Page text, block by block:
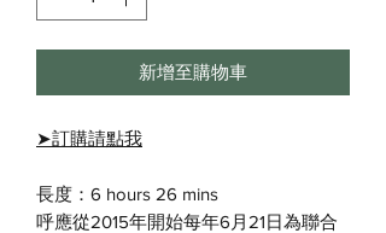
新增至購物車
➤訂購請點我
長度：6 hours 26 mins
呼應從2015年開始每年6月21日為聯合